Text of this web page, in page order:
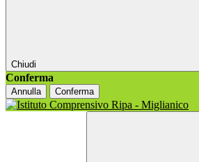
Chiudi
Conferma
Annulla Conferma